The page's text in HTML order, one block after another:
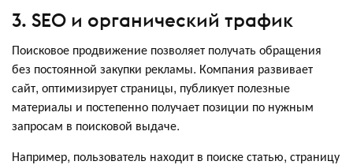
3. SEO и органический трафик
Поисковое продвижение позволяет получать обращения
без постоянной закупки рекламы. Компания развивает
сайт, оптимизирует страницы, публикует полезные
материалы и постепенно получает позиции по нужным
запросам в поисковой выдаче.
Например, пользователь находит в поиске статью, страницу